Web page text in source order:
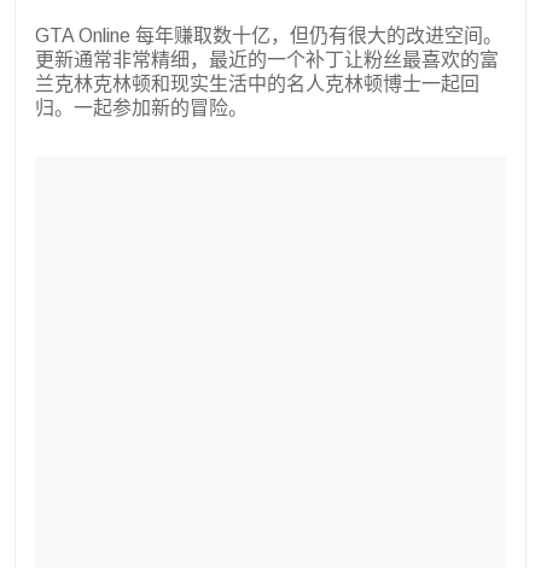
GTA Online 每年赚取数十亿，但仍有很大的改进空间。
更新通常非常精细，最近的一个补丁让粉丝最喜欢的富
兰克林克林顿和现实生活中的名人克林顿博士一起回
归。一起参加新的冒险。